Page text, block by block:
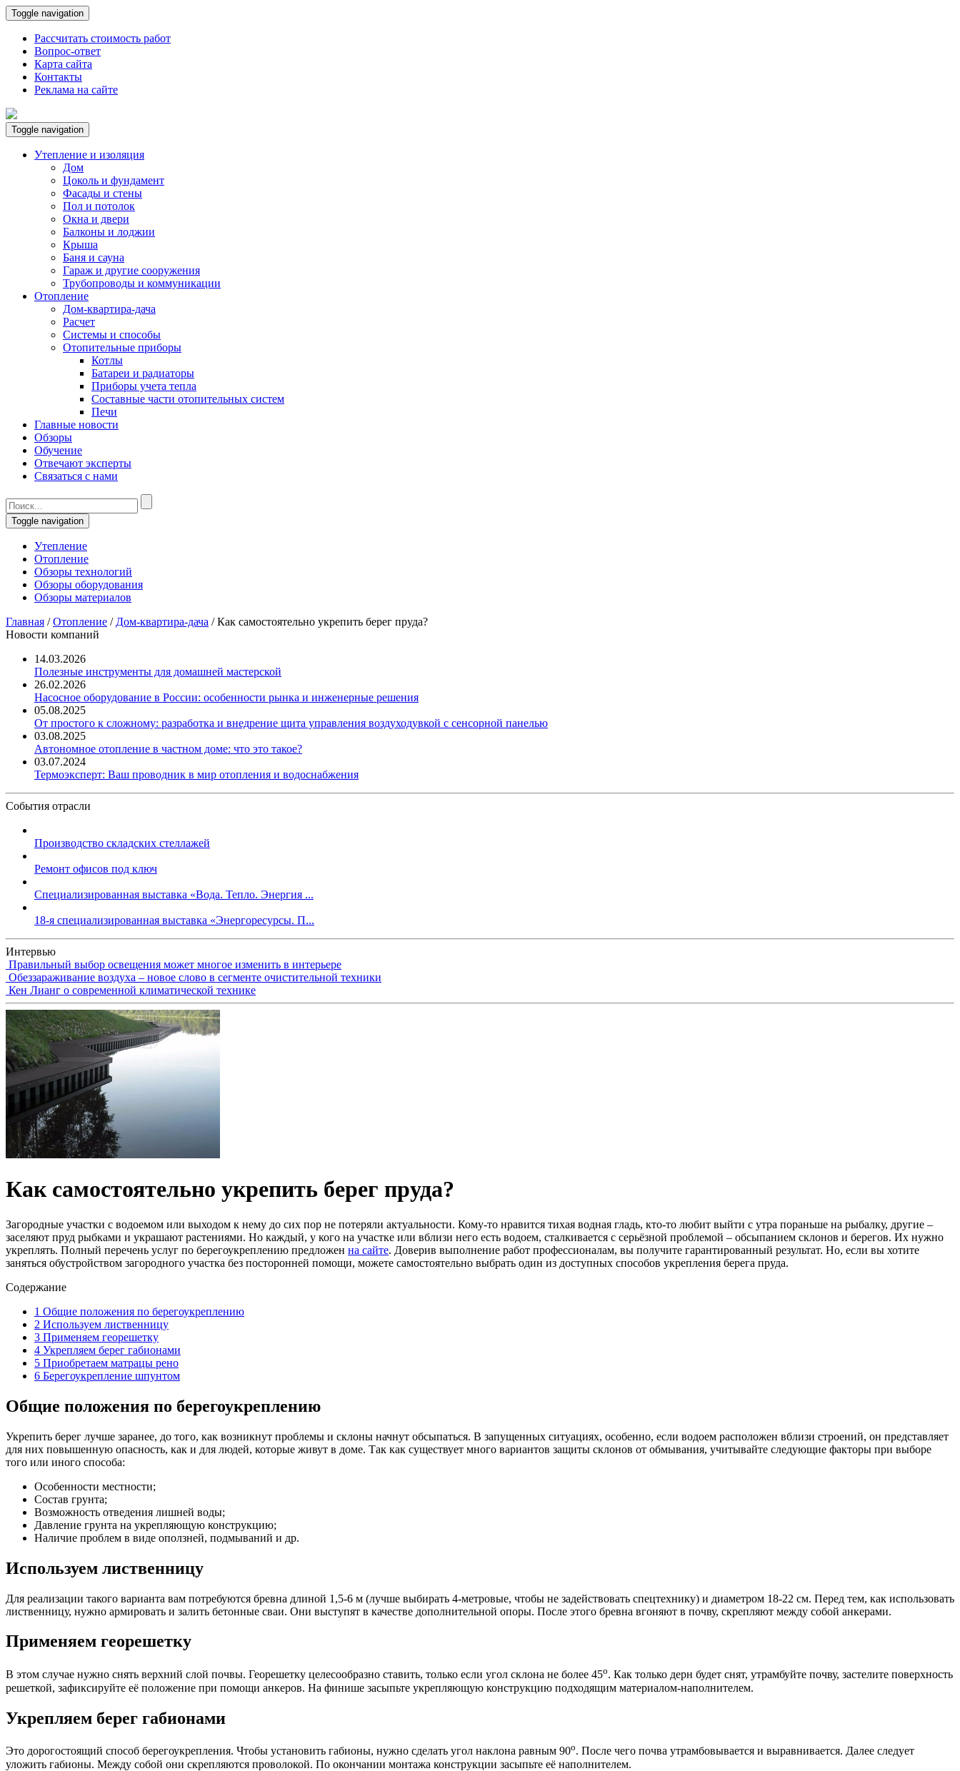
Toggle navigation
Рассчитать стоимость работ
Вопрос-ответ
Карта сайта
Контакты
Реклама на сайте
Toggle navigation
Утепление и изоляция
Дом
Цоколь и фундамент
Фасады и стены
Пол и потолок
Окна и двери
Балконы и лоджии
Крыша
Баня и сауна
Гараж и другие сооружения
Трубопроводы и коммуникации
Отопление
Дом-квартира-дача
Расчет
Системы и способы
Отопительные приборы
Котлы
Батареи и радиаторы
Приборы учета тепла
Составные части отопительных систем
Печи
Главные новости
Обзоры
Обучение
Отвечают эксперты
Связаться с нами
Toggle navigation
Утепление
Отопление
Обзоры технологий
Обзоры оборудования
Обзоры материалов
Главная /Отопление / Дом-квартира-дача /Как самостоятельно укрепить берег пруда?
Новости компаний
14.03.2026
Полезные инструменты для домашней мастерской
26.02.2026
Насосное оборудование в России: особенности рынка и инженерные решения
05.08.2025
От простого к сложному: разработка и внедрение щита управления воздуходувкой с сенсорной панелью
03.08.2025
Автономное отопление в частном доме: что это такое?
03.07.2024
Термоэксперт: Ваш проводник в мир отопления и водоснабжения
События отрасли
Производство складских стеллажей
Ремонт офисов под ключ
Специализированная выставка «Вода. Тепло. Энергия ...
18-я специализированная выставка «Энергоресурсы. П...
Интервью
Правильный выбор освещения может многое изменить в интерьере
Обеззараживание воздуха – новое слово в сегменте очистительной техники
Кен Лианг о современной климатической технике
Как самостоятельно укрепить берег пруда?
Загородные участки с водоемом или выходом к нему до сих пор не потеряли актуальности. Кому-то нравится тихая водная гладь, кто-то любит выйти с утра пораньше на рыбалку, другие –
заселяют пруд рыбками и украшают растениями. Но каждый, у кого на участке или вблизи него есть водоем, сталкивается с серьёзной проблемой – обсыпанием склонов и берегов. Их нужно
укреплять. Полный перечень услуг по берегоукреплению предложен на сайте. Доверив выполнение работ профессионалам, вы получите гарантированный результат. Но, если вы хотите
заняться обустройством загородного участка без посторонней помощи, можете самостоятельно выбрать один из доступных способов укрепления берега пруда.
Содержание
1 Общие положения по берегоукреплению
2 Используем лиственницу
3 Применяем георешетку
4 Укрепляем берег габионами
5 Приобретаем матрацы рено
6 Берегоукрепление шпунтом
Общие положения по берегоукреплению
Укрепить берег лучше заранее, до того, как возникнут проблемы и склоны начнут обсыпаться. В запущенных ситуациях, особенно, если водоем расположен вблизи строений, он представляет
для них повышенную опасность, как и для людей, которые живут в доме. Так как существует много вариантов защиты склонов от обмывания, учитывайте следующие факторы при выборе
того или иного способа:
Особенности местности;
Состав грунта;
Возможность отведения лишней воды;
Давление грунта на укрепляющую конструкцию;
Наличие проблем в виде оползней, подмываний и др.
Используем лиственницу
Для реализации такого варианта вам потребуются бревна длиной 1,5-6 м (лучше выбирать 4-метровые, чтобы не задействовать спецтехнику) и диаметром 18-22 см. Перед тем, как использовать
лиственницу, нужно армировать и залить бетонные сваи. Они выступят в качестве дополнительной опоры. После этого бревна вгоняют в почву, скрепляют между собой анкерами.
Применяем георешетку
В этом случае нужно снять верхний слой почвы. Георешетку целесообразно ставить, только если угол склона не более 45о. Как только дерн будет снят, утрамбуйте почву, застелите поверхность
решеткой, зафиксируйте её положение при помощи анкеров. На финише засыпьте укрепляющую конструкцию подходящим материалом-наполнителем.
Укрепляем берег габионами
Это дорогостоящий способ берегоукрепления. Чтобы установить габионы, нужно сделать угол наклона равным 90о. После чего почва утрамбовывается и выравнивается. Далее следует
уложить габионы. Между собой они скрепляются проволокой. По окончании монтажа конструкции засыпьте её наполнителем.